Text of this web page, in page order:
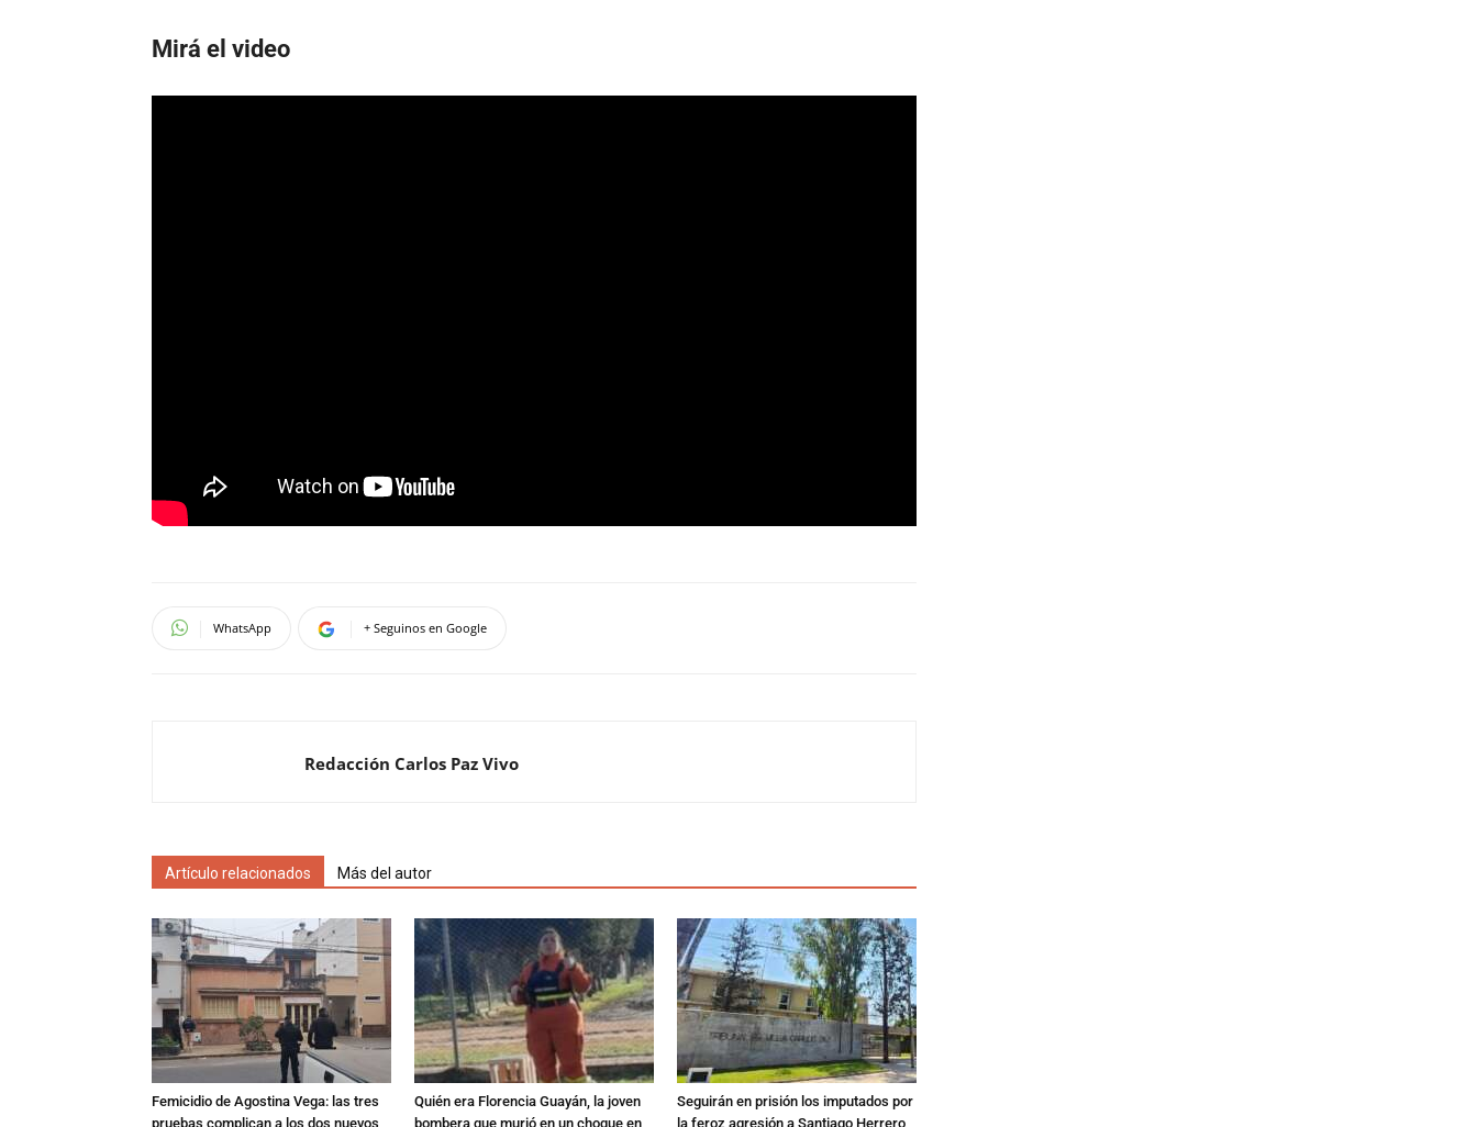
Mirá el video
WhatsApp + Seguinos en Google
Redacción Carlos Paz Vivo
Artículo relacionados Más del autor
Femicidio de Agostina Vega: las tres
pruebas complican a los dos nuevos
Quién era Florencia Guayán, la joven
bombera que murió en un choque en
Seguirán en prisión los imputados por
la feroz agresión a Santiago Herrero